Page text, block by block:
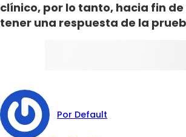
clínico, por lo tanto, hacia fin
tener una respuesta de la
Por Default